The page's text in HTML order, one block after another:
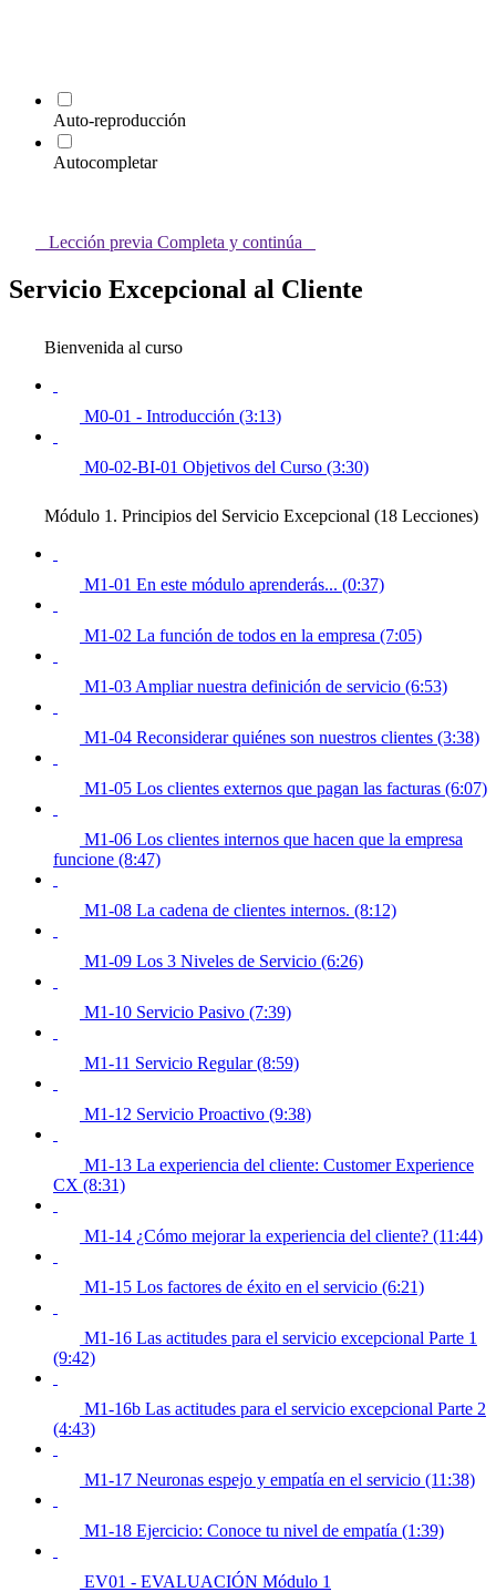
Auto-reproducción
Autocompletar
Lección previa Completa y continúa
Servicio Excepcional al Cliente
Bienvenida al curso
M0-01 - Introducción (3:13)
M0-02-BI-01 Objetivos del Curso (3:30)
Módulo 1. Principios del Servicio Excepcional (18 Lecciones)
M1-01 En este módulo aprenderás... (0:37)
M1-02 La función de todos en la empresa (7:05)
M1-03 Ampliar nuestra definición de servicio (6:53)
M1-04 Reconsiderar quiénes son nuestros clientes (3:38)
M1-05 Los clientes externos que pagan las facturas (6:07)
M1-06 Los clientes internos que hacen que la empresa
funcione (8:47)
M1-08 La cadena de clientes internos. (8:12)
M1-09 Los 3 Niveles de Servicio (6:26)
M1-10 Servicio Pasivo (7:39)
M1-11 Servicio Regular (8:59)
M1-12 Servicio Proactivo (9:38)
M1-13 La experiencia del cliente: Customer Experience
CX (8:31)
M1-14 ¿Cómo mejorar la experiencia del cliente? (11:44)
M1-15 Los factores de éxito en el servicio (6:21)
M1-16 Las actitudes para el servicio excepcional Parte 1
(9:42)
M1-16b Las actitudes para el servicio excepcional Parte 2
(4:43)
M1-17 Neuronas espejo y empatía en el servicio (11:38)
M1-18 Ejercicio: Conoce tu nivel de empatía (1:39)
EV01 - EVALUACIÓN Módulo 1